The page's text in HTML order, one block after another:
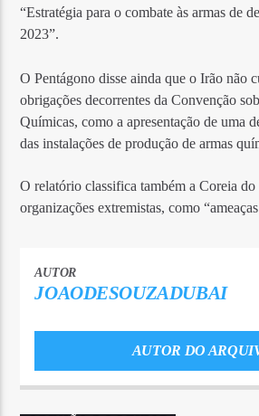
“Estratégia para o combate às armas de
2023”.
O Pentágono disse ainda que o Irão não
obrigações decorrentes da Convenção
Químicas, como a apresentação de uma
das instalações de produção de armas
O relatório classifica também a Coreia
organizações extremistas, como
AUTOR
JOAODESOUZADUBAI
AUTOR DO